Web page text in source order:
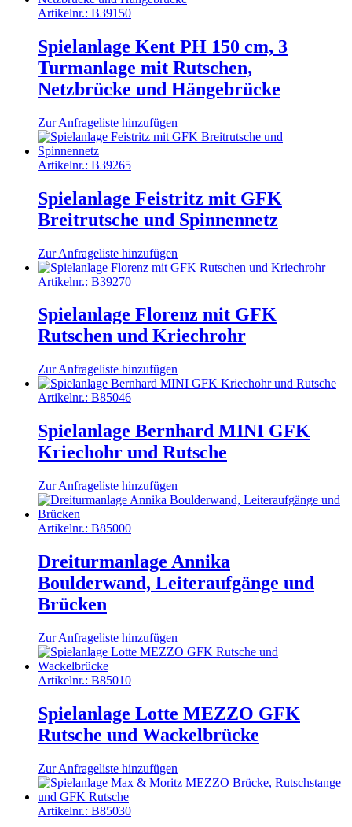
Artikelnr.: B39150
Spielanlage Kent PH 150 cm, 3
Turmanlage mit Rutschen,
Netzbrücke und Hängebrücke
Zur Anfrageliste hinzufügen
Artikelnr.: B39265
Spielanlage Feistritz mit GFK
Breitrutsche und Spinnennetz
Zur Anfrageliste hinzufügen
Artikelnr.: B39270
Spielanlage Florenz mit GFK
Rutschen und Kriechrohr
Zur Anfrageliste hinzufügen
Artikelnr.: B85046
Spielanlage Bernhard MINI GFK
Kriechohr und Rutsche
Zur Anfrageliste hinzufügen
Artikelnr.: B85000
Dreiturmanlage Annika
Boulderwand, Leiteraufgänge und
Brücken
Zur Anfrageliste hinzufügen
Artikelnr.: B85010
Spielanlage Lotte MEZZO GFK
Rutsche und Wackelbrücke
Zur Anfrageliste hinzufügen
Artikelnr.: B85030